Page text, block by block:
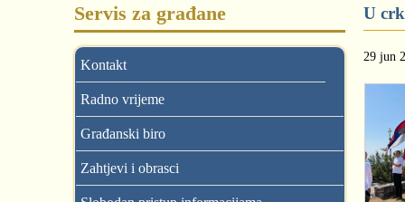
Servis za građane
Kontakt
Radno vrijeme
Građanski biro
Zahtjevi i obrasci
U
29 jun